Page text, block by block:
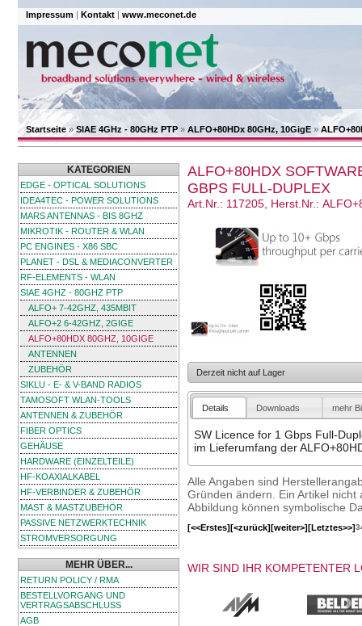
Impressum | Kontakt | www.meconet.de
Startseite»SIAE 4GHz - 80GHz PTP » ALFO+80HDx 80GHz, 10GigE »
KATEGORIEN
EDGE - OPTICAL SOLUTIONS
IDEA4TEC - POWER SOLUTIONS
MARS ANTENNAS - BIS 8GHZ
MIKROTIK - ROUTER & WLAN
PC ENGINES - X86 SBC
PLANET - DSL & MEDIACONVERTER
RF-ELEMENTS - WLAN
SIAE 4GHZ - 80GHZ PTP
ALFO+ 7-42GHZ, 435MBIT
ALFO+2 6-42GHZ, 2GIGE
ALFO+80HDX 80GHZ, 10GIGE
ANTENNEN
ZUBEHÖR
SIKLU - E- & V-BAND RADIOS
TAMOSOFT WLAN-TOOLS
ANTENNEN & ZUBEHÖR
FIBER OPTICS
GEHÄUSE
HARDWARE (EINZELTEILE)
HF-KOAXIALKABEL
HF-VERBINDER & ZUBEHÖR
MAST & MASTZUBEHÖR
PASSIVE NETZWERKTECHNIK
STROMVERSORGUNG
MEHR ÜBER...
RETURN POLICY / RMA
BESTELLVORGANG UND
VERTRAGSABSCHLUSS
AGB
ALFO+80HDX
GBPS FULL-DUPLEX
Art.Nr.: 117205, Herst.Nr.:
Derzeit nicht auf Lager
Details Downloads mehr
SW Licence for 1 Gbps Full-
im Lieferumfang der
Alle Angaben sind
Gründen ändern. Ein Artikel
Abbildung können symbolische
[<<Erstes][<zurück][weiter>][Letztes>>]
WIR SIND IHR KOMPETENTER